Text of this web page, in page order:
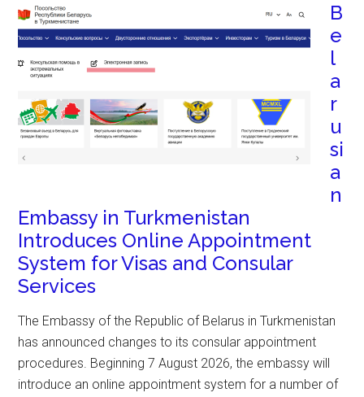
B
e
l
a
r
u
si
a
n
Embassy in Turkmenistan
Introduces Online Appointment
System for Visas and Consular
Services
The Embassy of the Republic of Belarus in Turkmenistan
has announced changes to its consular appointment
procedures. Beginning 7 August 2026, the embassy will
introduce an online appointment system for a number of